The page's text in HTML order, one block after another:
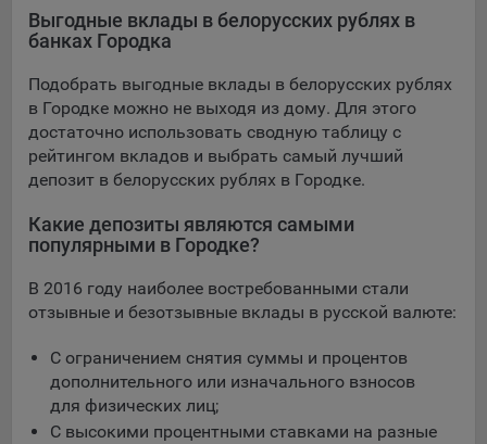
конфиденциальности Яндекс
Google Analytics – сервис веб-аналитики,
Google Data Protection Office, 1600 Amphitheatre Pkwy,
Mountain View, CA 94043, USA. Политика
конфиденциальности Google.
Matomo — это система веб-аналитики, которая позволяет
следит за доступностью сервисов, предоставляемых
Адрес: ООО «Рэкун технолоджи», 220069 г. Минск, пр-т
Дзержинского, д.3Б, пом.44.
Пиксель VK Рекламы - сервис позволяет показывать
рекламу на площадке VK пользователям, которые
Адрес: ООО «ВК», РФ, 125167, г. Москва, Ленинградский
проспект, д. 39, стр. 79, БЦ «SkyLight».
Технические настройки
Выгодные вклады в белорусских рублях в
банках Городка
Подобрать выгодные вклады в белорусских рублях
в Городке можно не выходя из дому. Для этого
достаточно использовать сводную таблицу с
рейтингом вкладов и выбрать самый лучший
депозит в белорусских рублях в Городке.
Какие депозиты являются самыми
популярными в Городке?
В 2016 году наиболее востребованными стали
отзывные и безотзывные вклады в русской валюте:
С ограничением снятия суммы и процентов
дополнительного или изначального взносов
для физических лиц;
С высокими процентными ставками на разные